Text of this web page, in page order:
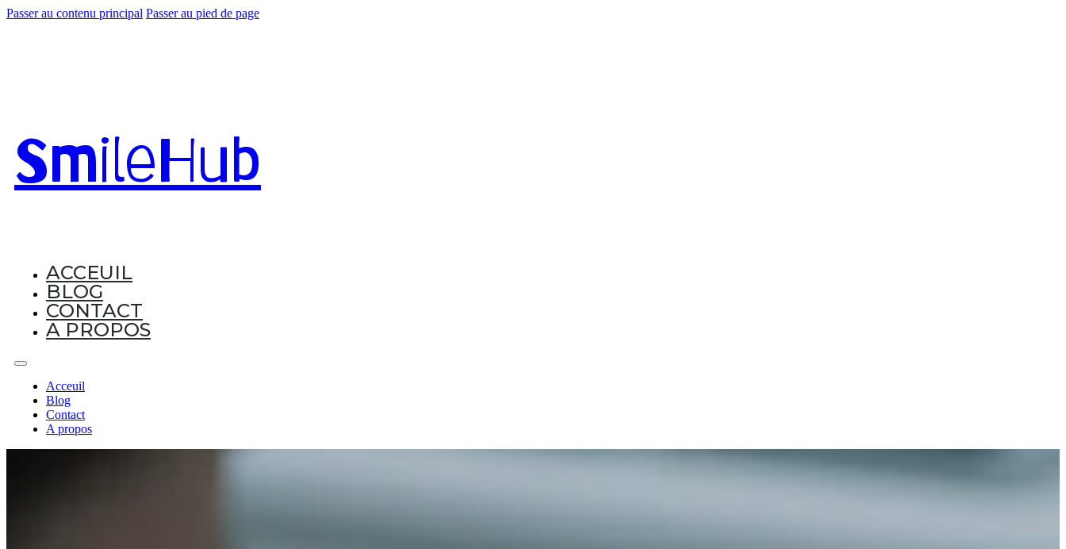
Passer au contenu principal Passer au pied de page
SmileHub
ACCEUIL
BLOG
CONTACT
A PROPOS
Acceuil
Blog
Contact
A propos